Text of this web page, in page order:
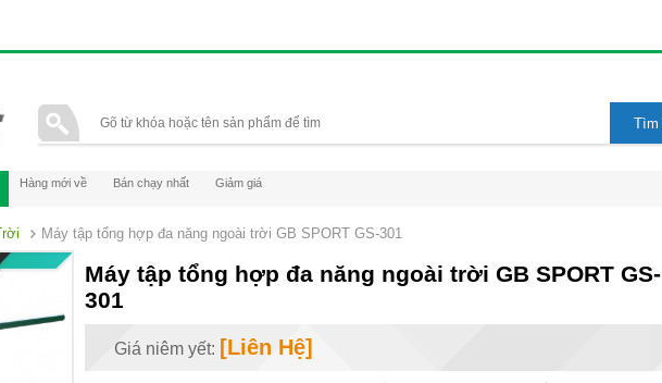
Hàng mới về Bán chạy nhất Giảm giá
Máy tập tổng hợp đa năng ngoài trời GB SPORT GS-301
Máy tập tổng hợp đa năng ngoài trời GB SPORT GS-
301
Giá niêm yết: [Liên Hệ]